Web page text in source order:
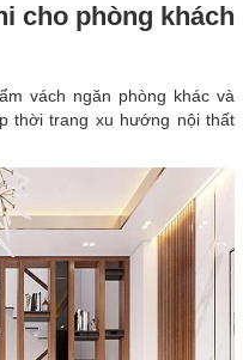
cho phòng khách
vách ngăn phòng khác và
thời trang xu hướng nội thất